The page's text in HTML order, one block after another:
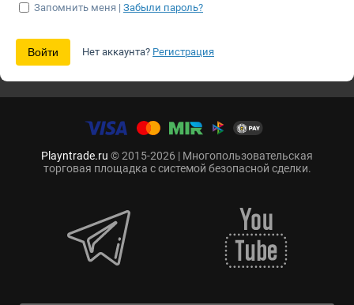
Запомнить меня | Забыли пароль?
Нет аккаунта? Регистрация
Playntrade.ru © 2015-2026 | Многопользовательская
торговая площадка с системой безопасной сделки.